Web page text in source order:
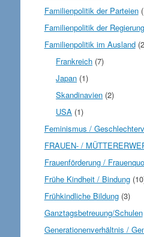
Familienpolitik der Parteien
Familienpolitik der Regierung
Familienpolitik im Ausland
Frankreich (7)
Japan (1)
Skandinavien (2)
USA (1)
Feminismus /
FRAUEN- /
Frauenförderung /
Frühe Kindheit / Bindung
Frühkindliche Bildung(3)
Ganztagsbetreuung/Schulen
Generationenverhältnis /